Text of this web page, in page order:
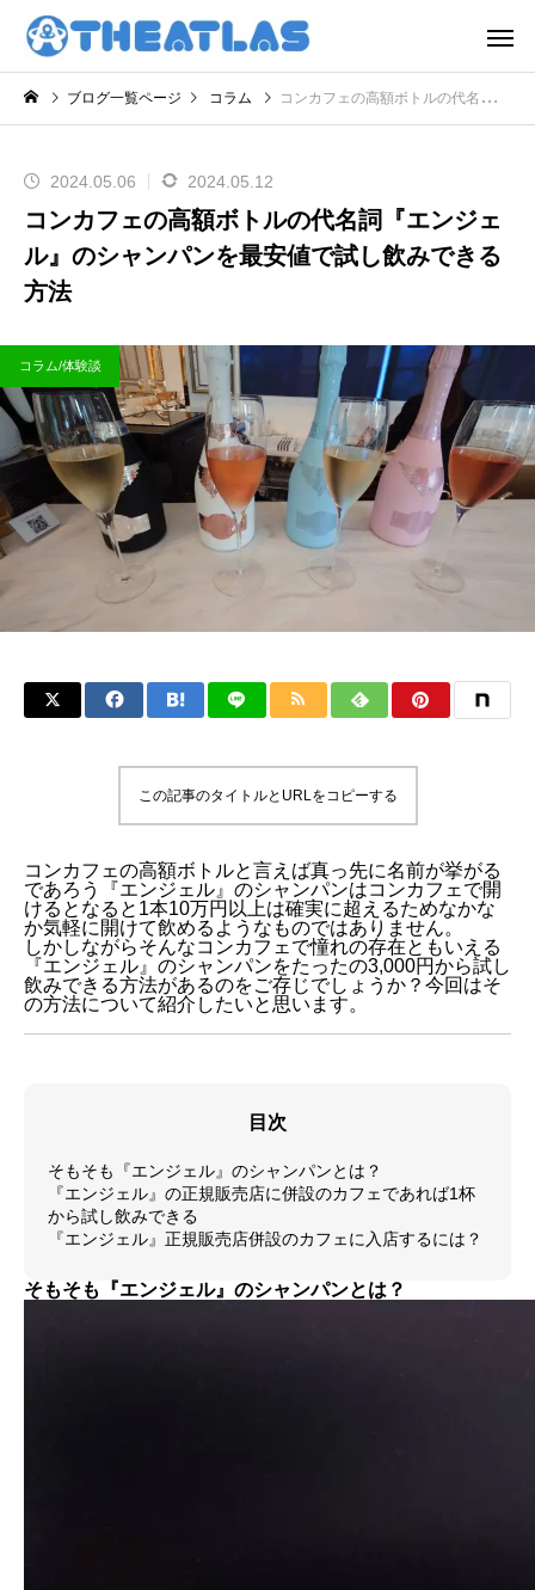
ブログ一覧ページ コラム コンカフェの高額ボトルの代名詞『エンジェル』のシャンパンを最安値で試し飲みできる方法
2024.05.06 2024.05.12
コンカフェの高額ボトルの代名詞『エンジェ
ル』のシャンパンを最安値で試し飲みできる
方法
コラム/体験談
この記事のタイトルとURLをコピーする
コンカフェの高額ボトルと言えば真っ先に名前が挙がる
であろう『エンジェル』のシャンパンはコンカフェで開
けるとなると1本10万円以上は確実に超えるためなかな
か気軽に開けて飲めるようなものではありません。
しかしながらそんなコンカフェで憧れの存在ともいえる
『エンジェル』のシャンパンをたったの3,000円から試し
飲みできる方法があるのをご存じでしょうか？今回はそ
の方法について紹介したいと思います。
目次
そもそも『エンジェル』のシャンパンとは？
『エンジェル』の正規販売店に併設のカフェであれば1杯
から試し飲みできる
『エンジェル』正規販売店併設のカフェに入店するには？
そもそも『エンジェル』のシャンパンとは？